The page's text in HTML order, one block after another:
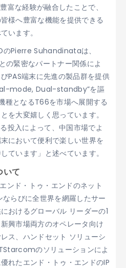
富な経験が融合したことで、
様へ豊富な機能を提供できる
います。
のPierre Suhandinataは、
の緊密なパートナー関係によ
PAS端末に先進の製品群を提供
mode, Dual-standby”を謳
種となるT66を市場へ展開する
を大変嬉しく思っています。
投入によって、中国市場でよ
において便利で楽しい世界を
ています」と述べています。
て
ンド・トゥ・エンドのネット
らびに全世界を網羅したサー
おけるグローバル リーダーの1
興市場両方のオペレータ向け
ス、ハンドセット ソリューシ
のソリューションによ
れたエンド・トゥ・エンドのIP